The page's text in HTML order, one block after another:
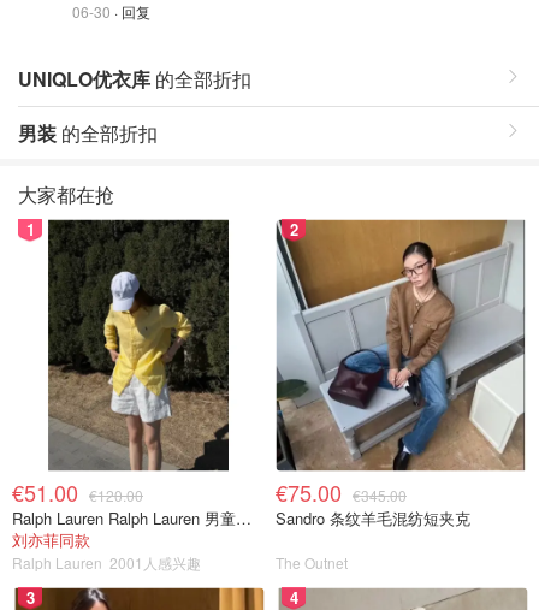
06-30 · 回复
UNIQLO优衣库 的全部折扣
男装 的全部折扣
大家都在抢
1
€51.00 €120.00
Ralph Lauren Ralph Lauren 男童亚麻衬衫
刘亦菲同款
Ralph Lauren 2001人感兴趣
2
€75.00 €345.00
Sandro 条纹羊毛混纺短夹克
The Outnet
3 4